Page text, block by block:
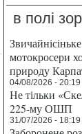
в полі
мотокросери
природу
04/08/2026 - 20:19
Не тільки
225-му ОШП
31/07/2026 - 18:19